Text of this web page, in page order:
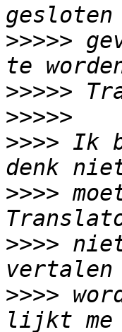
>>>>>
>>>>>
>>>>>
>>>> Ik
>>>>
>>>>
>>>>